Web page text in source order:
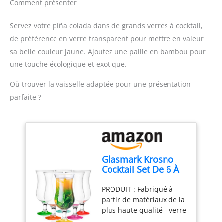
nettoyage et le polissage,
et la forme étonnante
attirera tous les regards.
Design : servi dans le bon
verre, votre boisson sera
vos invités.
incluses: 6, Matériel:
Verre, Passe au lave-
vaisselle: Oui
main et offrent de
l'espace pour la glace, les
herbes et la garniture
VERRES À COCKTAIL AVEC
ESPACE POUR LA
pour présenter
la glace et la décoration
VERRES GIN TONIC EN
VERRE - Fabriqués à
partir de verre
transparent, idéaux pour
des occasions spéciales
Comment présenter
Servez votre piña colada dans de grands verres à cocktail,
de préférence en verre transparent pour mettre en valeur
sa belle couleur jaune. Ajoutez une paille en bambou pour
une touche écologique et exotique.
Où trouver la vaisselle adaptée pour une présentation
parfaite ?
Glasmark Krosno
Cocktail Set De 6 À
À Cocktail Gin Eau
Mix
PRODUIT : Fabriqué à
partir de matériaux de la
plus haute qualité - verre